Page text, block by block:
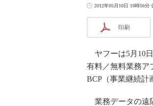
2012年05月10日 16時56分
印刷
ヤフーは5月10
有料／無料業務ア
BCP（事業継続計
業務データの遠